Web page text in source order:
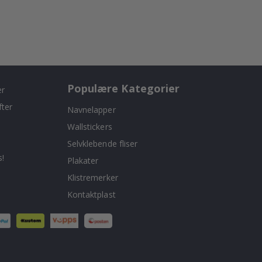
Populære Kategorier
Navnelapper
Wallstickers
Selvklebende fliser
Plakater
Klistremerker
Kontaktplast